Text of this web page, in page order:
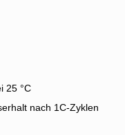
25 °C
nach 1C-Zyklen